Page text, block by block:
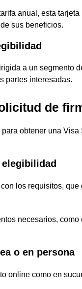
anual, esta
sus beneficios.
a un segmento
partes interesadas.
de
obtener una
los requisitos,
necesarios,
o en persona
online como en